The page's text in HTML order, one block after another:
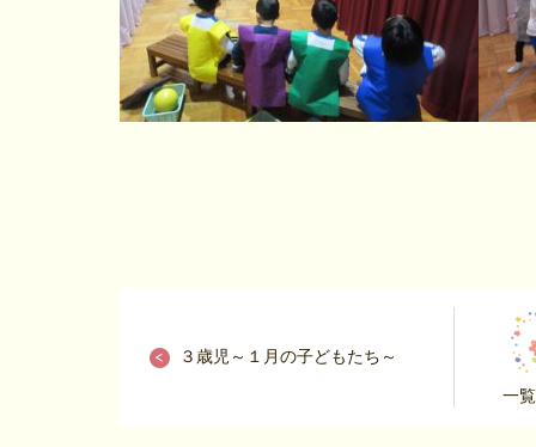
３歳児～１月の子どもたち～
一